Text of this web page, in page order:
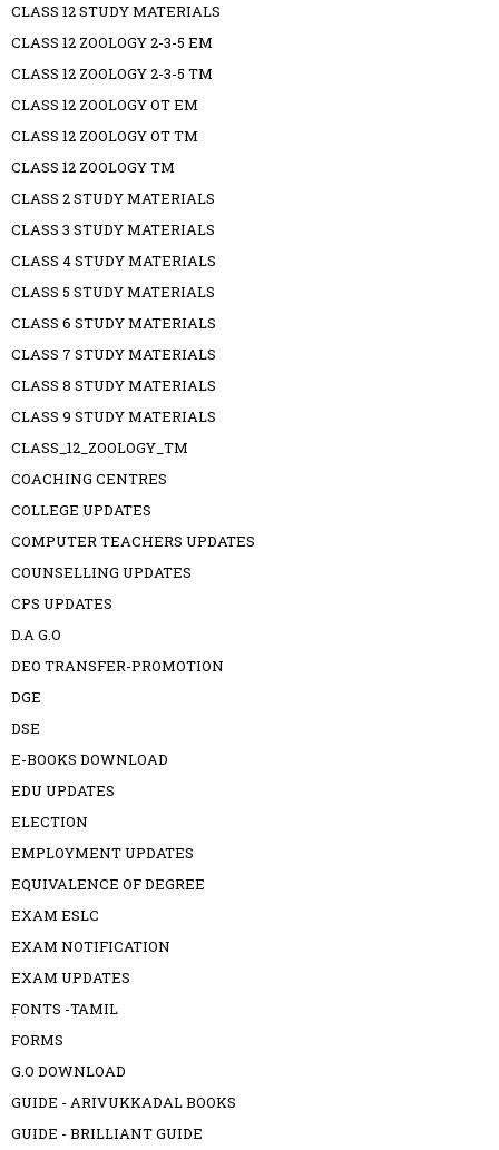
CLASS 12 STUDY MATERIALS
CLASS 12 ZOOLOGY 2-3-5 EM
CLASS 12 ZOOLOGY 2-3-5 TM
CLASS 12 ZOOLOGY OT EM
CLASS 12 ZOOLOGY OT TM
CLASS 12 ZOOLOGY TM
CLASS 2 STUDY MATERIALS
CLASS 3 STUDY MATERIALS
CLASS 4 STUDY MATERIALS
CLASS 5 STUDY MATERIALS
CLASS 6 STUDY MATERIALS
CLASS 7 STUDY MATERIALS
CLASS 8 STUDY MATERIALS
CLASS 9 STUDY MATERIALS
CLASS_12_ZOOLOGY_TM
COACHING CENTRES
COLLEGE UPDATES
COMPUTER TEACHERS UPDATES
COUNSELLING UPDATES
CPS UPDATES
D.A G.O
DEO TRANSFER-PROMOTION
DGE
DSE
E-BOOKS DOWNLOAD
EDU UPDATES
ELECTION
EMPLOYMENT UPDATES
EQUIVALENCE OF DEGREE
EXAM ESLC
EXAM NOTIFICATION
EXAM UPDATES
FONTS -TAMIL
FORMS
G.O DOWNLOAD
GUIDE - ARIVUKKADAL BOOKS
GUIDE - BRILLIANT GUIDE